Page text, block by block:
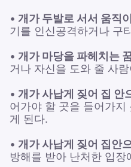
• 개가 두발로 서서 움직
기를 인신공격하거나 구
• 개가 마당을 파헤치는
거나 자신을 도와 줄 사
• 개가 사납게 짖어 집 안
어가야 할 곳을 들어가
게 된다.
• 개가 사납게 짖어 집안
방해를 받아 난처한 입장